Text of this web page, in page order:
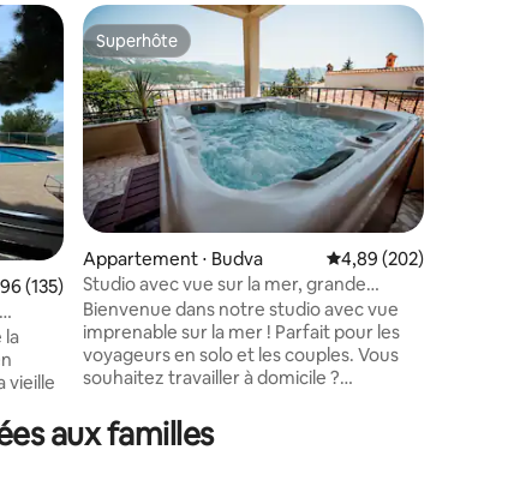
: 4,93 sur 5
appréciés
moyenne sur la base de 135 commentaires : 4,96 sur 5
(135)
la
vieille
à
Superhôte
Superhôte
Appartement ⋅ Budva Évaluation moyenne
4,89 (202)
Studio avec vue sur la mer, grande
terrasse et jacuzzi
Bienvenue dans notre studio avec vue
imprenable sur la mer ! Parfait pour les
voyageurs en solo et les couples. Vous
souhaitez travailler à domicile ?
pour tous les travailleurs à distance. Le
point fort de ce studio est certainement
aux familles